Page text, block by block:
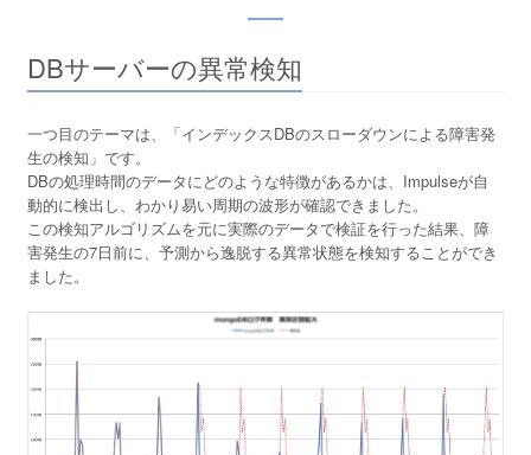
DBサーバーの異常検知
一つ目のテーマは、「インデックスDBのスローダウンによる障害発
生の検知」です。
DBの処理時間のデータにどのような特徴があるかは、Impulseが自
動的に検出し、わかり易い周期の波形が確認できました。
この検知アルゴリズムを元に実際のデータで検証を行った結果、障
害発生の7日前に、予測から逸脱する異常状態を検知することができ
ました。